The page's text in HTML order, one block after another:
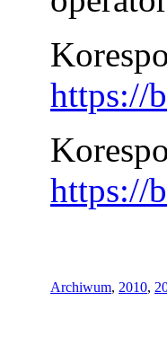
https://
https://
Archiwum, 2010,